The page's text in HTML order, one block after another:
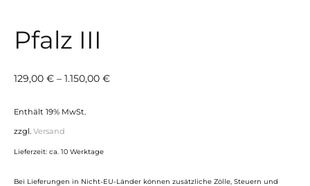
Pfalz III
129,00 € – 1.150,00 €Preisspanne:
Enthält 19% MwSt.
zzgl. Versand
Lieferzeit: ca. 10 Werktage
Bei Lieferungen in Nicht-EU-Länder können zusätzliche Zölle, Steuern und